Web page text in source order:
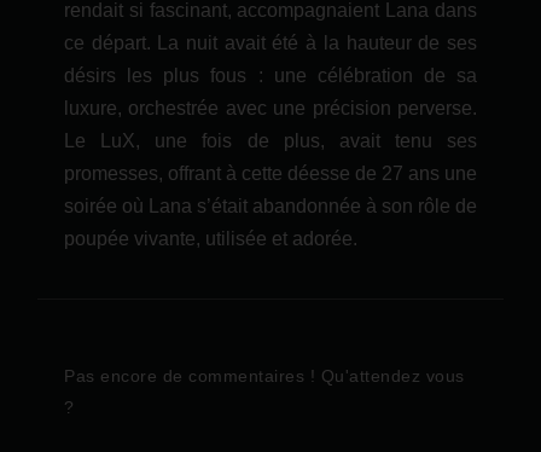
rendait si fascinant, accompagnaient Lana dans
ce départ. La nuit avait été à la hauteur de ses
désirs les plus fous : une célébration de sa
luxure, orchestrée avec une précision perverse.
Le LuX, une fois de plus, avait tenu ses
promesses, offrant à cette déesse de 27 ans une
soirée où Lana s’était abandonnée à son rôle de
poupée vivante, utilisée et adorée.
Pas encore de commentaires ! Qu'attendez vous
?